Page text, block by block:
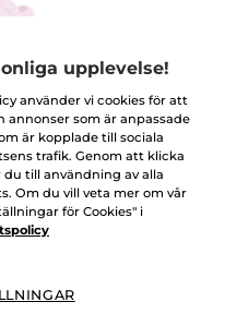
TILL RECENSION
upplevelse!
använder vi cookies för att
annonser som är anpassade
är kopplade till sociala
trafik. Genom att klicka
du till användning av alla
Om du vill veta mer om vår
för Cookies" i